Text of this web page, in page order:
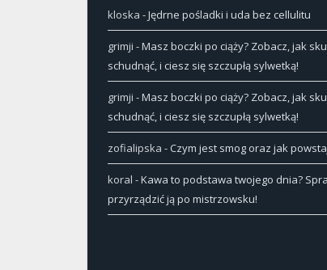
kloska -Jędrne pośladki i uda bez cellulitu
grimji -Masz boczki po ciąży? Zobacz, jak
schudnąć, i ciesz się szczupłą sylwetką!
grimji -Masz boczki po ciąży? Zobacz, jak
schudnąć, i ciesz się szczupłą sylwetką!
zofialipska -Czym jest smog oraz jak
koral -Kawa to podstawa twojego dnia?
przyrządzić ją po mistrzowsku!